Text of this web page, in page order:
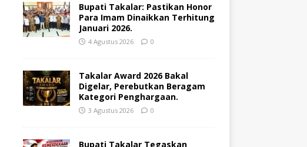
Bupati Takalar: Pastikan Honor
Para Imam Dinaikkan Terhitung
Januari 2026.
4 Agustus 2026 0
Takalar Award 2026 Bakal
Digelar, Perebutkan Beragam
Kategori Penghargaan.
3 Agustus 2026 0
Bupati Takalar Tegaskan